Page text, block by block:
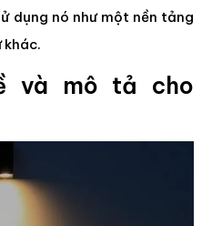
dụng nó như một nền tảng
khác.
và mô tả cho